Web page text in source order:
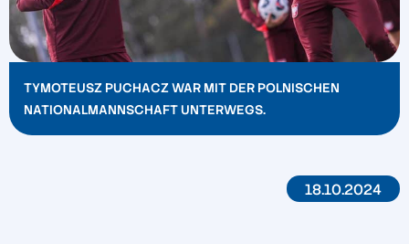
TYMOTEUSZ PUCHACZ WAR MIT DER POLNISCHEN
NATIONALMANNSCHAFT UNTERWEGS.
18.10.2024